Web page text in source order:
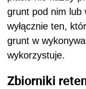
grunt pod nim lub
wyłącznie ten,
grunt w
wykorzystuje.
Zbiorniki